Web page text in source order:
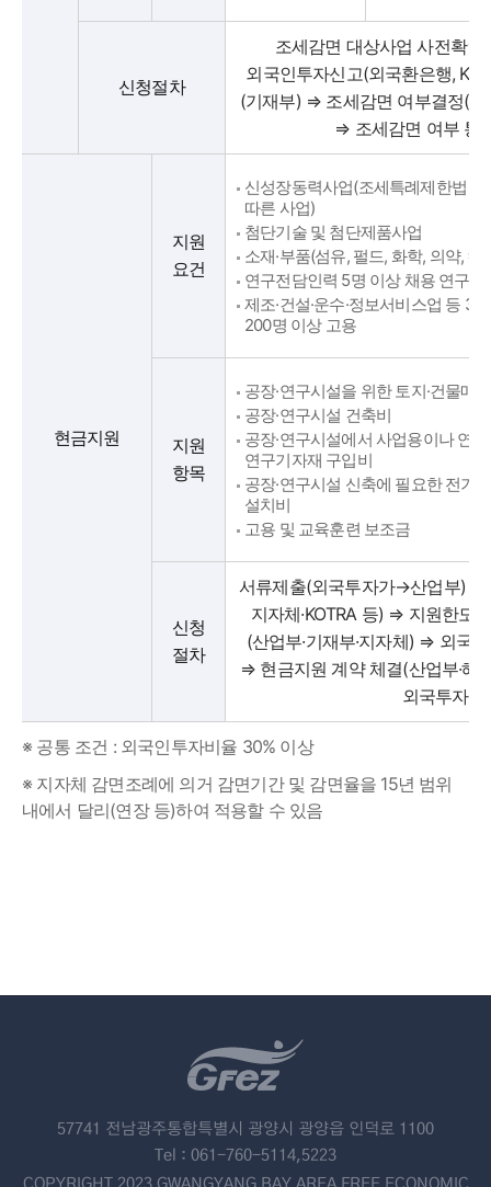
신청절차
조세감면 대상사업 사전확
외국인투자신고(외국환은행,
(기재부) ⇒ 조세감면 여부결정(기
⇒ 조세감면 여부 통
현금지원
지원
요건
신성장동력사업(조세특례제한법 제
따른 사업)
첨단기술 및 첨단제품사업
소재·부품(섬유, 펄드, 화학, 의약, 컴
연구전담인력 5명 이상 채용 연구시
제조·건설·운수·정보서비스업 등
200명 이상 고용
지원
항목
공장·연구시설을 위한 토지·건물매
공장·연구시설 건축비
공장·연구시설에서 사업용이나 연
연구기자재 구입비
공장·연구시설 신축에 필요한 전기·
설치비
고용 및 교육훈련 보조금
신청
절차
서류제출(외국투자가→산업부) ⇒
지자체·KOTRA 등) ⇒ 지원한도
(산업부·기재부·지자체) ⇒ 외국
⇒ 현금지원 계약 체결(산업부·해
외국투자가)
※ 공통 조건 : 외국인투자비율 30% 이상
※ 지자체 감면조례에 의거 감면기간 및 감면율을 15년 범위
내에서 달리(연장 등)하여 적용할 수 있음
57741 전남광주통합특별시 광양시 광양읍 인덕로 1100
Tel : 061-760-5114,5223